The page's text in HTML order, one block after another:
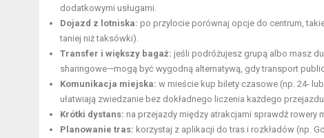
dodatkowymi usługami.
Dojazd z lotniska: po przylocie porównaj opcje do centrum,
taniej niż taksówki).
Transfer i większy bagaż: jeśli podróżujesz grupą albo masz
sharingowe—mogą być wygodną alternatywą, gdy transport
Komunikacja miejska: w mieście kup bilety czasowe (np. 24-
ułatwiają zwiedzanie bez dokładnego liczenia każdego przejazdu.
Krótki dystans: na przejazdy między atrakcjami sprawdź rowery
Planowanie tras: korzystaj z aplikacji do tras i rozkładów (np.